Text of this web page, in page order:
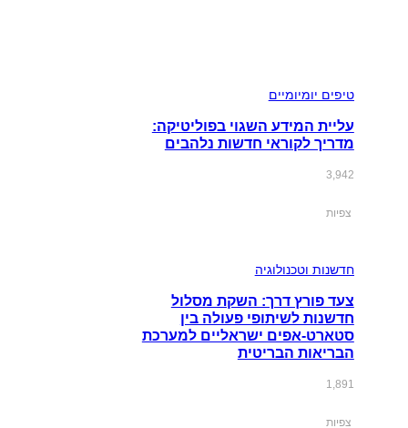
טיפים יומיומיים
עליית המידע השגוי בפוליטיקה:
מדריך לקוראי חדשות נלהבים
3,942
צפיות
חדשנות וטכנולוגיה
צעד פורץ דרך: השקת מסלול
חדשנות לשיתופי פעולה בין
סטארט-אפים ישראליים למערכת
הבריאות הבריטית
1,891
צפיות